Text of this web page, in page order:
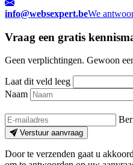
info@websexpert.beWe
Vraag een gratis
Geen verplichtingen. Gewoon
Laat dit veld leeg
Naam
Verstuur aanvraag
Door te verzenden gaat u